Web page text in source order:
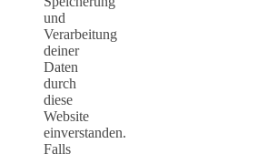
und
Verarbeitung
deiner
Daten
durch
diese
Website
einverstanden.
Falls